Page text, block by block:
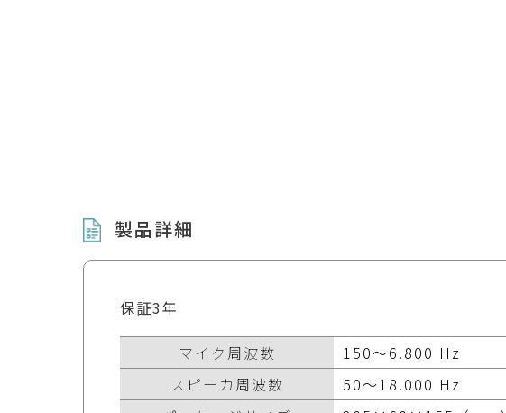
製品詳細
保証3年
マイク周波数
150～6.800 Hz
スピーカ周波数
50～18.000 Hz